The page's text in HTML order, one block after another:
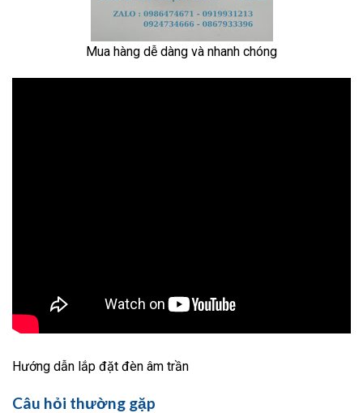
Mua hàng dễ dàng và nhanh chóng
Hướng dẫn lắp đặt đèn âm trần
Câu hỏi thường gặp